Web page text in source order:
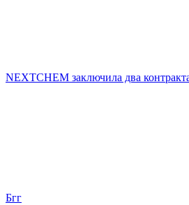
NEXTCHEM заключила два
Бгг